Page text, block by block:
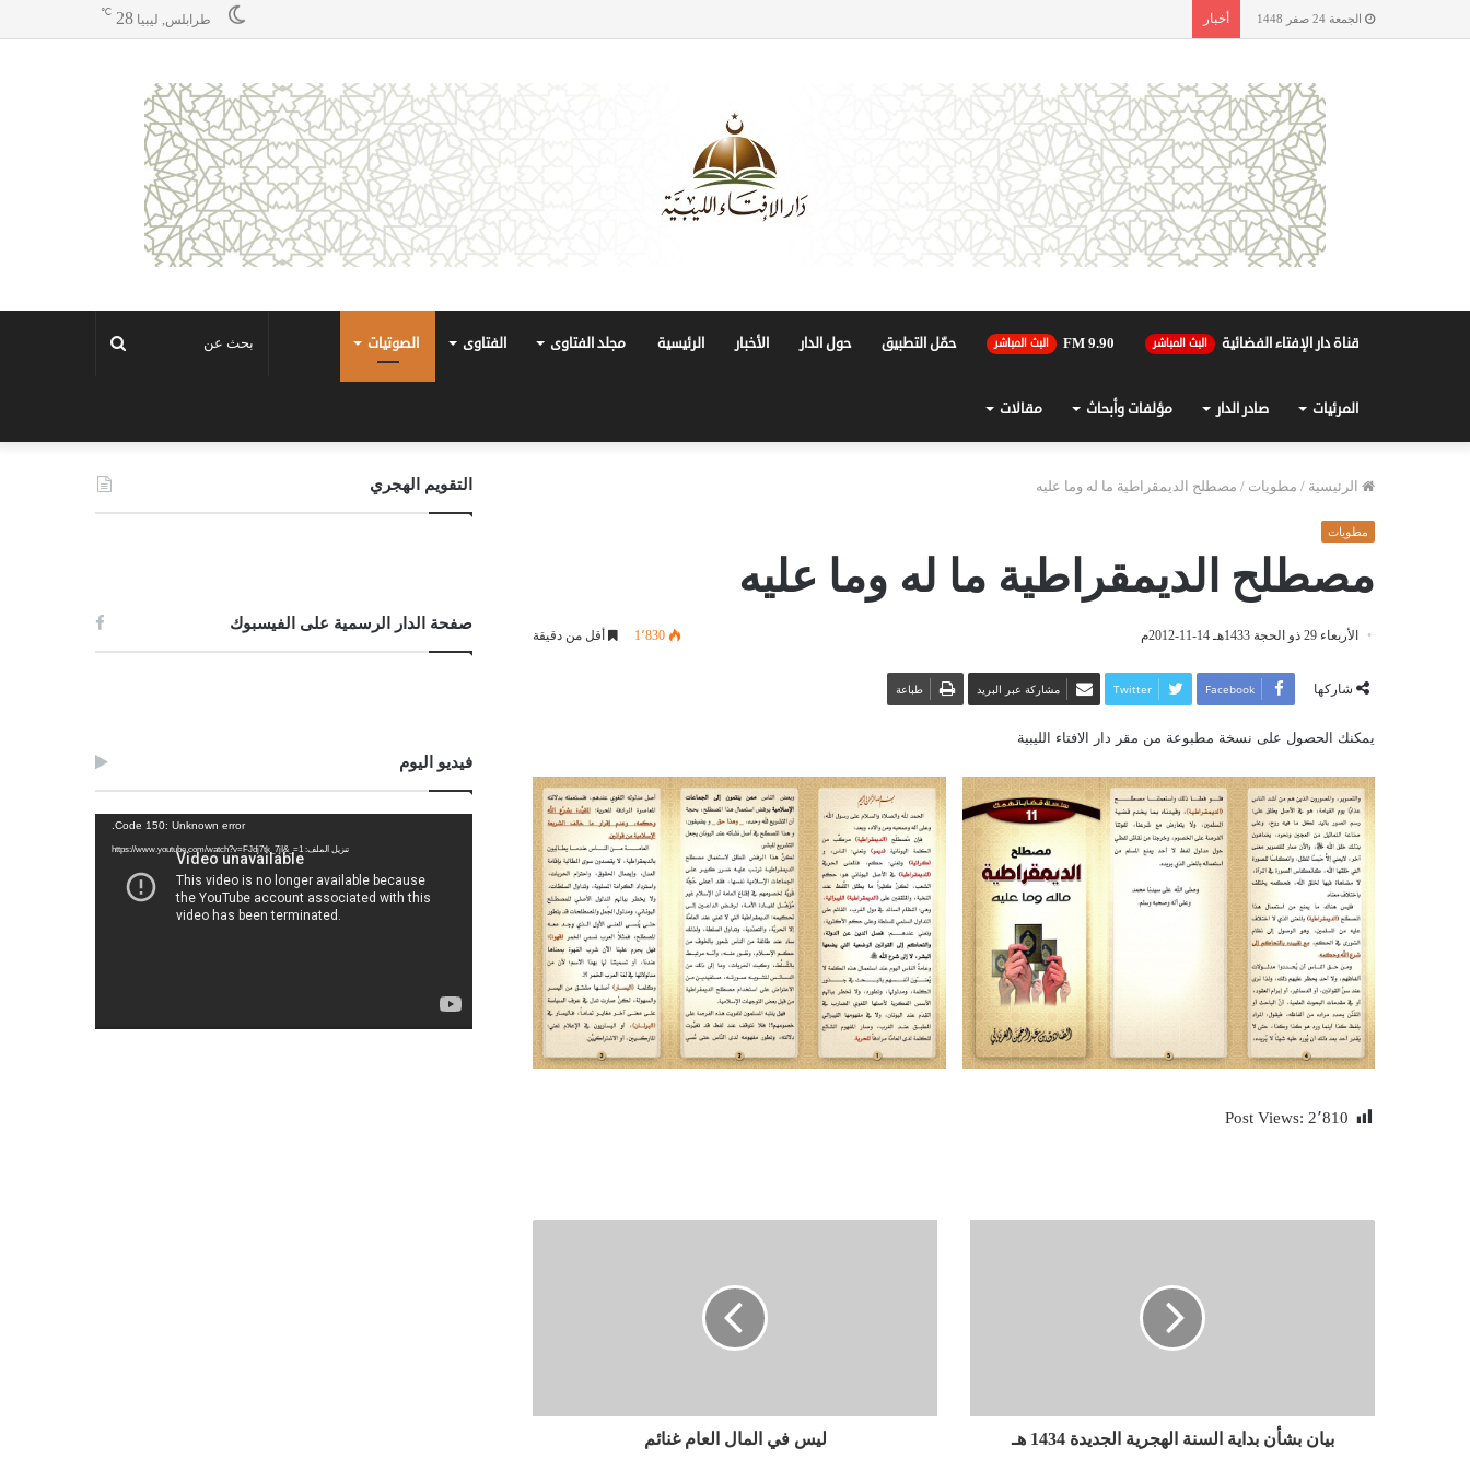
الجمعة 24 صفر 1448 أخبار طرابلس, ليبيا 28
℃
قناة دار الإفتاء الفضائية البث المباشر 90.FM 9 البث المباشر حمّل التطبيق حول الدار الأخبار الرئيسية مجلد الفتاوى الفتاوى الصوتيات
المرئيات صادر الدار مؤلفات وأبحاث مقالات
بحث
الرئيسية / مطويات / مصطلح الديمقراطية ما له وما عليه
مطويات
مصطلح الديمقراطية ما له وما عليه
الأربعاء 29 ذو الحجة 1433هـ 14-11-2012م 1٬830 أقل من دقيقة
شاركها Facebook
Twitter مشاركة عبر البريد طباعة
يمكنك الحصول على نسخة مطبوعة من مقر دار الافتاء الليبية
Post Views: 2٬810
بيان بشأن بداية السنة الهجرية الجديدة 1434 هـ ليس في المال العام غنائم
التقويم الهجري
صفحة الدار الرسمية على الفيسبوك
فيديو اليوم
Code 150: Unknown error.
تنزيل الملف: https://www.youtube.com/watch?v=FJdj7tk_7jI&_=1